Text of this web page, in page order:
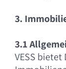
3.
3.1
VESS